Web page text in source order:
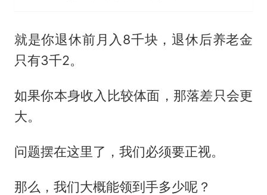
就是你退休前月入8千块，退休后养老金
只有3千2。
如果你本身收入比较体面，那落差只会更
大。
问题摆在这里了，我们必须要正视。
那么，我们大概能领到手多少呢？